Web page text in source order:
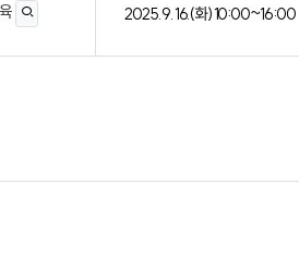
2025. 9. 16.(화) 10:00~16:00